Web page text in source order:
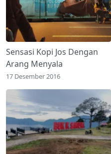
Sensasi Kopi Jos Dengan
Arang Menyala
17 Desember 2016